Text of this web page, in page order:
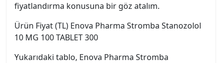
fiyatlandırma konusuna bir göz atalım.
Ürün Fiyat (TL) Enova Pharma Stromba Stanozolol
10 MG 100 TABLET 300
Yukarıdaki tablo, Enova Pharma Stromba